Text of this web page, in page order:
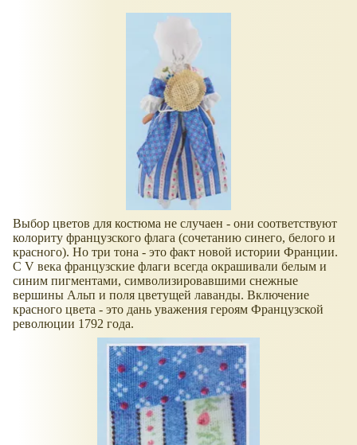
Выбор цветов для костюма не случаен - они соответствуют
колориту французского флага (сочетанию синего, белого и
красного). Но три тона - это факт новой истории Франции.
С V века французские флаги всегда окрашивали белым и
синим пигментами, символизировавшими снежные
вершины Альп и поля цветущей лаванды. Включение
красного цвета - это дань уважения героям Французской
революции 1792 года.